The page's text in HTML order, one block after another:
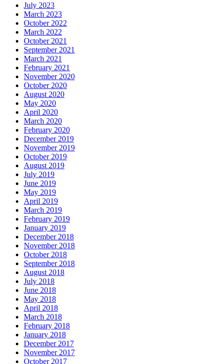
July 2023
March 2023
October 2022
March 2022
October 2021
September 2021
March 2021
February 2021
November 2020
October 2020
August 2020
May 2020
April 2020
March 2020
February 2020
December 2019
November 2019
October 2019
August 2019
July 2019
June 2019
May 2019
April 2019
March 2019
February 2019
January 2019
December 2018
November 2018
October 2018
September 2018
August 2018
July 2018
June 2018
May 2018
April 2018
March 2018
February 2018
January 2018
December 2017
November 2017
October 2017